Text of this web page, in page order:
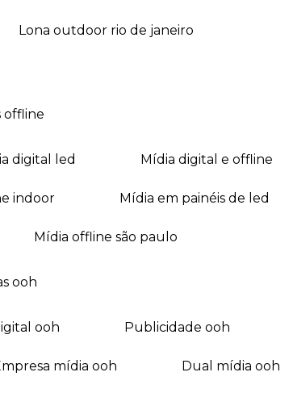
lona outdoor rio de janeiro
offline
digital led mídia digital e offline
indoor mídia em painéis de led
mídia offline são paulo
ooh
ooh publicidade ooh
empresa mídia ooh dual mídia ooh